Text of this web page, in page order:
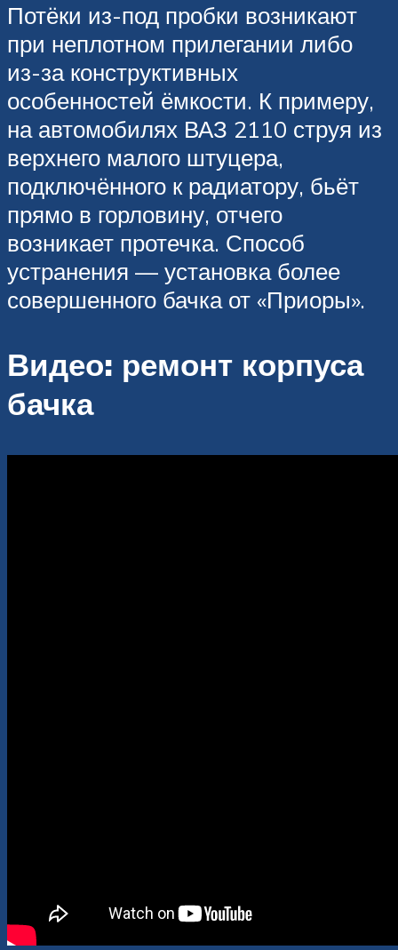
Потёки из-под пробки возникают
при неплотном прилегании либо
из-за конструктивных
особенностей ёмкости. К примеру,
на автомобилях ВАЗ 2110 струя из
верхнего малого штуцера,
подключённого к радиатору, бьёт
прямо в горловину, отчего
возникает протечка. Способ
устранения — установка более
совершенного бачка от «Приоры».
Видео: ремонт корпуса
бачка